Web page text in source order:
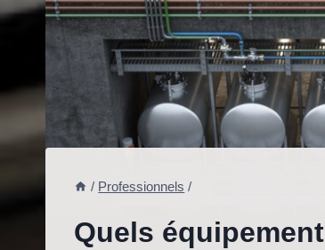
/ Professionnels /
Quels